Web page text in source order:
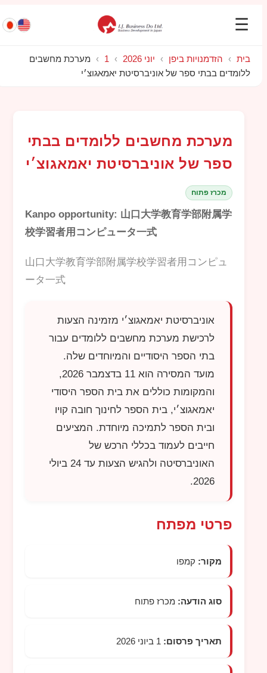
☰
בית › הזדמנויות ביפן › יוני 2026 ›
›
מערכת מחשבים
ללומדים בבתי ספר של אוניברסיטת יאמאגוצ׳י
מערכת מחשבים ללומדים בבתי
ספר של אוניברסיטת יאמאגוצ׳י
מכרז פתוח
Kanpo opportunity: 山口大学教育学部附属学
校学習者用コンピュータ一式
山口大学教育学部附属学校学習者用コンピュ
ータ一式
אוניברסיטת יאמאגוצ׳י מזמינה הצעות
לרכישת מערכת מחשבים ללומדים עבור
בתי הספר היסודיים והמיוחדים שלה.
מועד המסירה הוא 11 בדצמבר 2026,
והמקומות כוללים את בית הספר היסודי
יאמאגוצ׳י, בית הספר לחינוך חובה קויו
ובית הספר לתמיכה מיוחדת. המציעים
חייבים לעמוד בכללי הרכש של
האוניברסיטה ולהגיש הצעות עד 24 ביולי
2026.
פרטי מפתח
מקור:קמפו
סוג הודעה:מכרז פתוח
תאריך פרסום:1 ביוני 2026